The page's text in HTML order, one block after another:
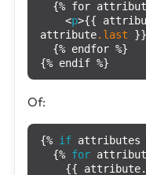
    <
p>{{
attribute.last
{% endif %}
Of:
{% if attributes
  {%
for